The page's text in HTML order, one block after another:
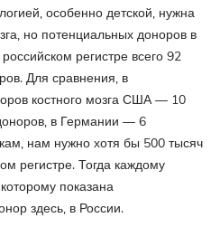
особенно детской, нужна
но потенциальных доноров в
регистре всего 92
Для сравнения, в
костного мозга США ― 10
в Германии ― 6
нам нужно хотя бы 500 тысяч
регистре. Тогда каждому
показана
здесь, в России.